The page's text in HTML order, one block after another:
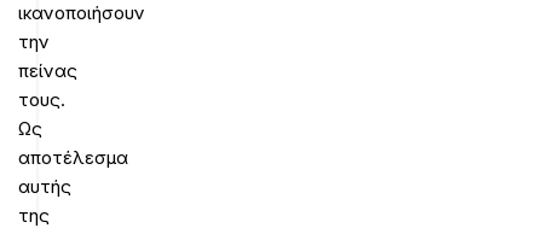
ικανοποιήσουν
την
πείνας
τους.
Ως
αποτέλεσμα
αυτής
της